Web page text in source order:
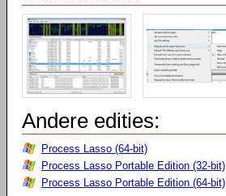
Andere edities:
Process Lasso (64-bit)
Process Lasso Portable Edition (32-bit)
Process Lasso Portable Edition (64-bit)